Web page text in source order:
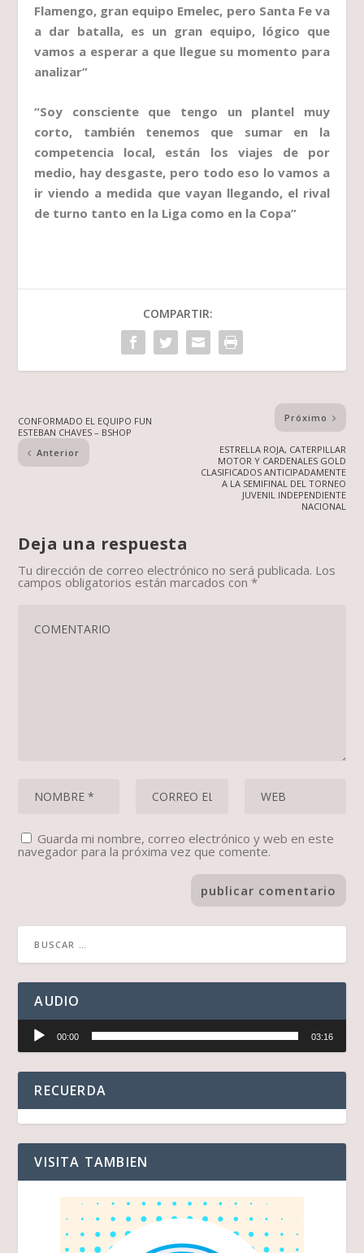
Flamengo, gran equipo Emelec, pero Santa Fe va
a dar batalla, es un gran equipo, lógico que
vamos a esperar a que llegue su momento para
analizar”
“Soy consciente que tengo un plantel muy
corto, también tenemos que sumar en la
competencia local, están los viajes de por
medio, hay desgaste, pero todo eso lo vamos a
ir viendo a medida que vayan llegando, el rival
de turno tanto en la Liga como en la Copa”
COMPARTIR:
CONFORMADO EL EQUIPO FUN
ESTEBAN CHAVES – BSHOP
Anterior
Próximo
ESTRELLA ROJA, CATERPILLAR
MOTOR Y CARDENALES GOLD
CLASIFICADOS ANTICIPADAMENTE
A LA SEMIFINAL DEL TORNEO
JUVENIL INDEPENDIENTE
NACIONAL
Deja una respuesta
Tu dirección de correo electrónico no será publicada. Los
campos obligatorios están marcados con*
Guarda mi nombre, correo electrónico y web en este
navegador para la próxima vez que comente.
AUDIO
Reproductor
audio
00:00 03:16
RECUERDA
VISITA TAMBIEN